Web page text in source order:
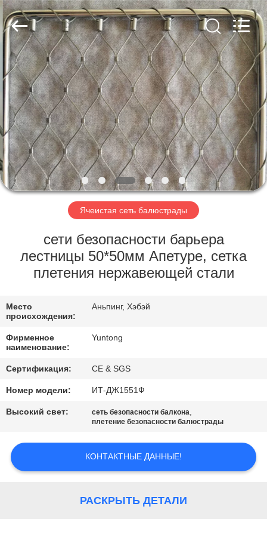
ДОМ
ПРОДУКТЫ
О
НАС
ПУТЕШЕСТВИЕ
ФАБРИКИ
ПРОВЕРКА
КАЧЕСТВА
СВЯЖИТЕСЬ
МЫ
НОВОСТИ
СПРОСИТЕ
КАРТА
Anping
Yuntong
Metal
Mesh
Co.,
Rights
Reserved.
Ячеистая сеть балюстрады
сети безопасности барьера
лестницы 50*50мм Апетуре, сетка
плетения нержавеющей стали
Место
происхождения:
Аньпинг, Хэбэй
Фирменное
наименование:
Yuntong
Сертификация: CE & SGS
Номер модели: ИТ-ДЖ1551Ф
Высокий свет: сеть безопасности балкона,
плетение безопасности балюстрады
КОНТАКТНЫЕ ДАННЫЕ!
РАСКРЫТЬ ДЕТАЛИ